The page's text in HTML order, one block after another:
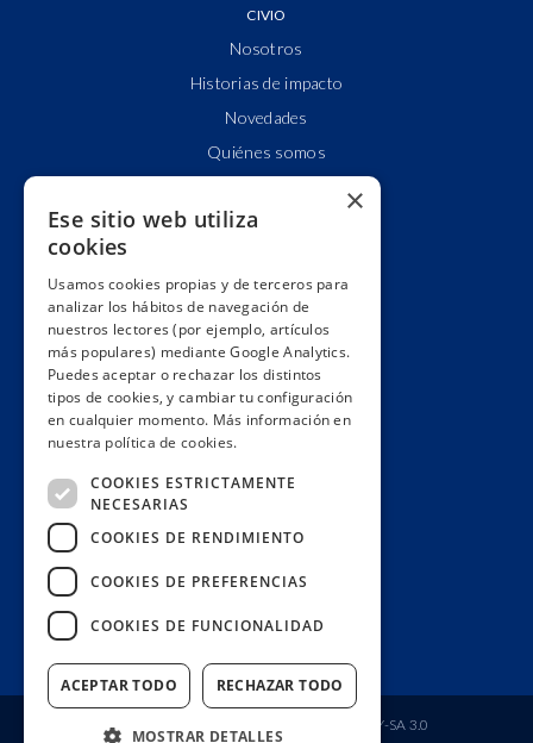
CIVIO
Nosotros
Historias de impacto
Novedades
Quiénes somos
Alianzas y redes
Impacto
Premios
Formación
Código ético
Re-publica
Muro de donantes
Únete aquí
Fundación Ciudadana Civio CC BY-SA 3.0
×
Ese sitio web utiliza
cookies
Usamos cookies propias y de terceros para
analizar los hábitos de navegación de
nuestros lectores (por ejemplo, artículos
más populares) mediante Google Analytics.
Puedes aceptar o rechazar los distintos
tipos de cookies, y cambiar tu configuración
en cualquier momento. Más información en
nuestra política de cookies.
COOKIES ESTRICTAMENTE
NECESARIAS
COOKIES DE RENDIMIENTO
COOKIES DE PREFERENCIAS
COOKIES DE FUNCIONALIDAD
ACEPTAR TODO RECHAZAR TODO
MOSTRAR DETALLES